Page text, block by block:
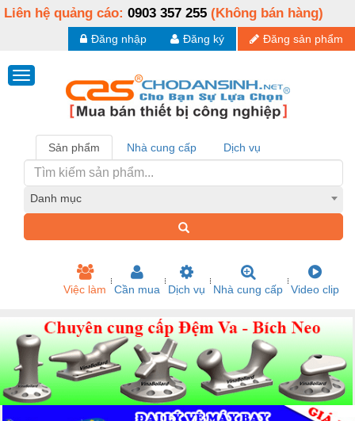
Liên hệ quảng cáo: 0903 357 255 (Không bán hàng)
Đăng sản phẩm
Đăng ký
Đăng nhập
Sản phẩm Nhà cung cấp Dịch vụ
Danh mục
Việc làm Cần mua Dịch vụ Nhà cung cấp Video clip